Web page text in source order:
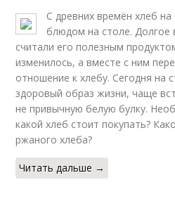
С древних времён хлеб
блюдом на столе. Долгое
считали его полезным
изменилось, а вместе с ним
отношение к хлебу. Сегодня на
здоровый образ жизни, чаще
не привычную белую булку.
какой хлеб стоит покупать?
ржаного хлеба?
Читать дальше →